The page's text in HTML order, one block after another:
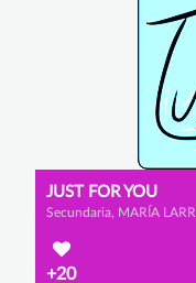
JUST FOR YOU
+20